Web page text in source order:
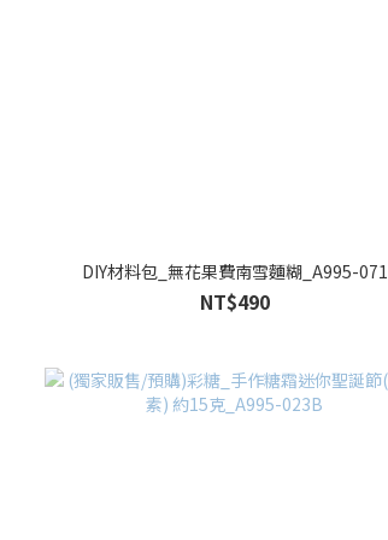
DIY材料包_無花果費南雪麵糊_A995-071
NT$490